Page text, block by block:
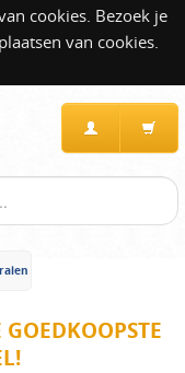
cookies. Bezoek je
van cookies.